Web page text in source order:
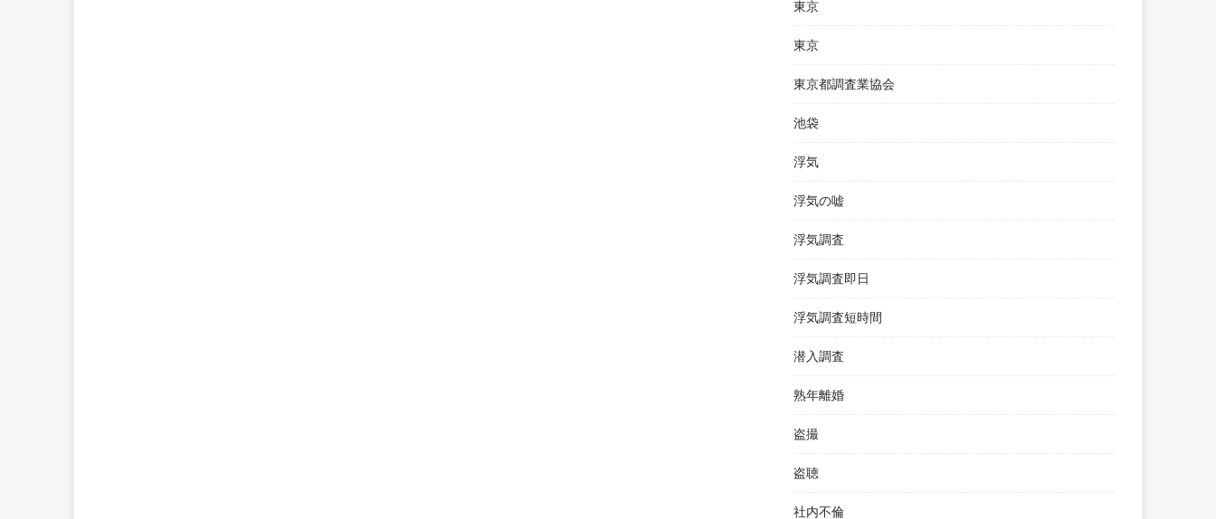
東京
東京
東京都調査業協会
池袋
浮気
浮気の嘘
浮気調査
浮気調査即日
浮気調査短時間
潜入調査
熟年離婚
盗撮
盗聴
社内不倫